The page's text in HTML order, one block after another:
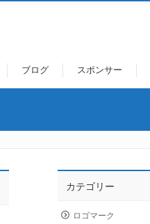
ブログ スポンサー
カテゴリー
ロゴマーク